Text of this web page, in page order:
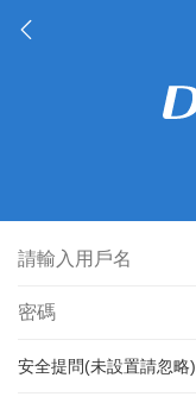
安全提問(未設置請忽略)